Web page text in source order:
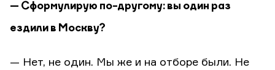
— Сформулирую по-другому: вы один раз
ездили в Москву?
— Нет, не один. Мы же и на отборе были. Не